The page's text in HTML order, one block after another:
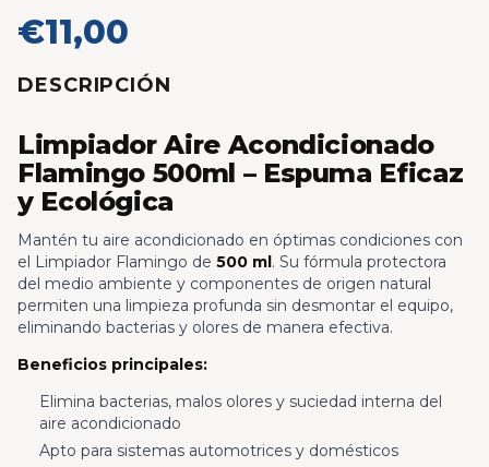
€11,00
DESCRIPCIÓN
Limpiador Aire Acondicionado
Flamingo 500ml – Espuma Eficaz
y Ecológica
Mantén tu aire acondicionado en óptimas condiciones con
el Limpiador Flamingo de 500 ml. Su fórmula protectora
del medio ambiente y componentes de origen natural
permiten una limpieza profunda sin desmontar el equipo,
eliminando bacterias y olores de manera efectiva.
Beneficios principales:
Elimina bacterias, malos olores y suciedad interna del
aire acondicionado
Apto para sistemas automotrices y domésticos